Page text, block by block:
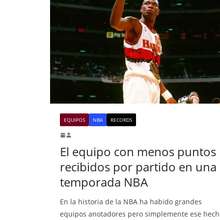
EQUIPOS NBA RECORDS
El equipo con menos puntos
recibidos por partido en una
temporada NBA
En la historia de la NBA ha habido grandes
equipos anotadores pero simplemente ese